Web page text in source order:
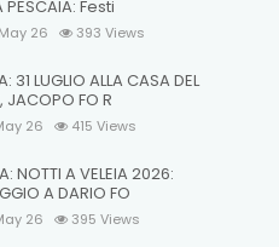
PESCAIA: Festi
26 393Views
31 LUGLIO ALLA CASA DEL
JACOPO FO R
26 415Views
NOTTI A VELEIA 2026:
A DARIO FO
26 395Views